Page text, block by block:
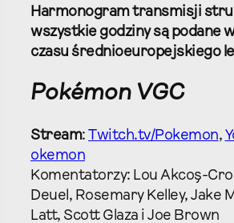
Harmonogram transmisji
wszystkie godziny są podane
czasu średnioeuropejskiego
Pokémon VGC
Stream: Twitch.tv/Pokemon,
okemon
Komentatorzy: Lou Akcoş-
Deuel, Rosemary Kelley, Jake
Latt, Scott Glaza i Joe Brown